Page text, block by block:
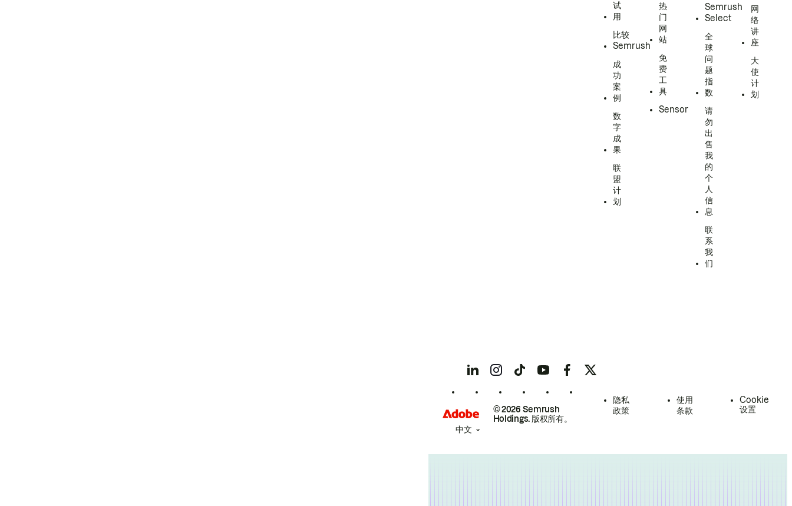
试
用
比较
Semrush
成
功
案
例
数
字
成
果
联
盟
计
划
热
门
网
站
免
费
工
具
Sensor
Semrush
Select
全
球
问
题
指
数
请
勿
出
售
我
的
个
人
信
息
联
系
我
们
网
络
讲
座
大
使
计
划
© 2026 Semrush
Holdings. 版权所有。
隐私
政策
使用
条款
Cookie
设置
中文